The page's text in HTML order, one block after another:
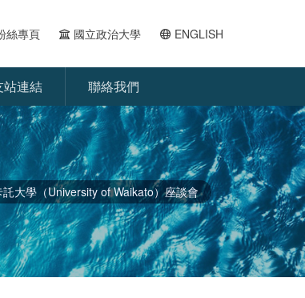
絲專頁 國立政治大學 ENGLISH
站連結 聯絡我們
託大學（University of Waikato）座談會